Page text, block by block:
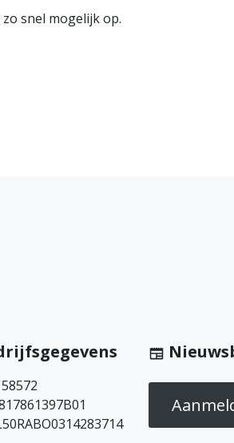
snel mogelijk op.